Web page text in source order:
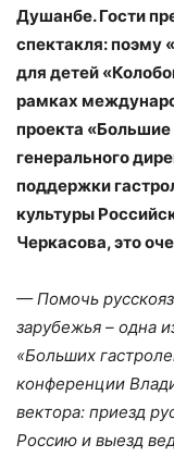
Душанбе. Гости
спектакля: поэму
для детей
рамках
проекта «Большие
генерального
поддержки
культуры
Черкасова, это
— Помочь
зарубежья – одна
«Больших
конференции
вектора: приезд
Россию и выезд